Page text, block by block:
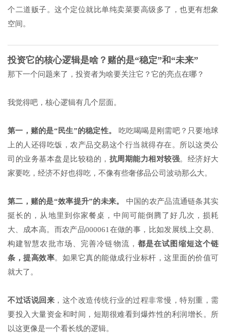
个二道贩子。这个定位就比单纯卖菜要高级多了，也更有想象
空间。
投资它的核心逻辑是啥？赌的是“稳定”和“未来”
那下一个问题来了，投资者为啥要关注它？它的亮点在哪？
我觉得吧，核心逻辑有几个层面。
第一，赌的是“民生”的稳定性。
吃吃喝喝是刚需吧？只要地球
上的人还得吃饭，农产品交易这个行当就得存在。所以这类公
司的业务基本盘是比较稳的， 抗周期能力相对较强。经济好大
家要吃，经济不好也得吃，不像有些奢侈品公司波动那么大。
第二，赌的是“效率提升”的未来。
中国的农产品流通链条其实
挺长的，从地里到你家餐桌，中间可能倒腾了好几次，损耗
大、成本高。而农产品000061在做的事，比如发展线上交易、
构建智慧农批市场、完善冷链物流， 都是在试图缩短这个链
条，提高效率。如果它真的能做成行业标杆，这里面的价值可
就大了。
不过话说回来 ，这个改造传统行业的过程非常慢，特别重，需
要投入大量资金和时间，短期很难看到爆炸性的利润增长。所
以这更像是一个看长线的逻辑。